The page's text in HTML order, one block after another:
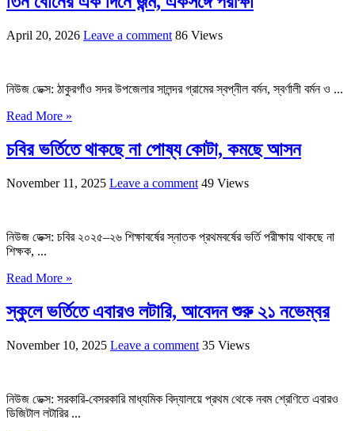
April 20, 2026 Leave a comment 86 Views
নিউজ ডেক্স: ঠাকুরগাঁও সদর উপজেলার সালন্দর গ্রামের স্বপ্নীল বর্মন, স্বর্ণালী বর্মন ও ...
Read More »
চবির ভর্তিতে থাকছে না পোষ্য কোটা, কমছে আসন
November 11, 2025 Leave a comment 49 Views
নিউজ ডেক্স: চবির ২০২৫–২৬ শিক্ষাবর্ষের স্নাতক প্রথমবর্ষের ভর্তি পরীক্ষায় থাকছে না
শিক্ষক, ...
Read More »
স্কুলে ভর্তিতে এবারও লটারি, আবেদন শুরু ২১ নভেম্বর
November 10, 2025 Leave a comment 35 Views
নিউজ ডেক্স: সরকারি-বেসরকারি মাধ্যমিক বিদ্যালয়ে প্রথম থেকে নবম শ্রেণিতে এবারও
ডিজিটাল লটারির ...